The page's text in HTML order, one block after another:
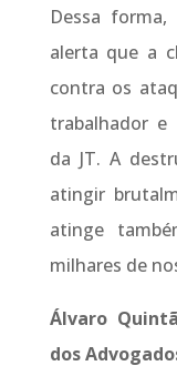
Dessa forma,
alerta que a
contra os
trabalhador e
da JT. A
atingir
atinge
milhares de
Álvaro
dos